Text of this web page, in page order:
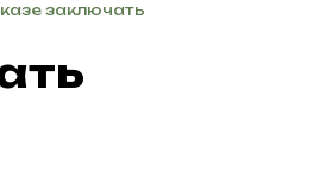
заключать